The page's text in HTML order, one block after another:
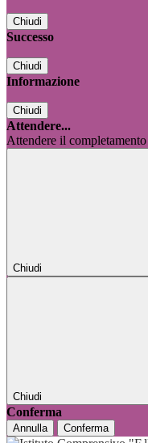
Chiudi
Successo
Chiudi
Informazione
Chiudi
Attendere...
Attendere il
Chiudi
Chiudi
Conferma
Annulla Conferma